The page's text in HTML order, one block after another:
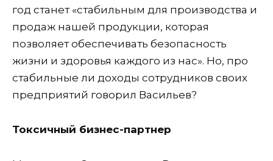
год станет «стабильным для производства и
продаж нашей продукции, которая
позволяет обеспечивать безопасность
жизни и здоровья каждого из нас». Но, про
стабильные ли доходы сотрудников своих
предприятий говорил Васильев?
Токсичный бизнес-партнер